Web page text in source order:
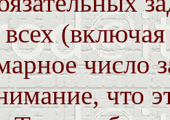
число
что